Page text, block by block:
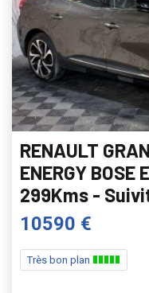
RENAULT
ENERGY BOSE
299Kms -
10590 €
Très bon plan